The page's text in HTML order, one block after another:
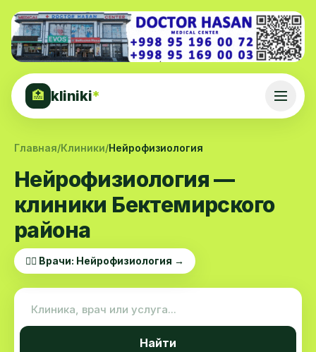
🏥 kliniki*
Главная/Клиники/Нейрофизиология
Нейрофизиология —
клиники Бектемирского
района
👨‍⚕️ Врачи: Нейрофизиология →
Найти